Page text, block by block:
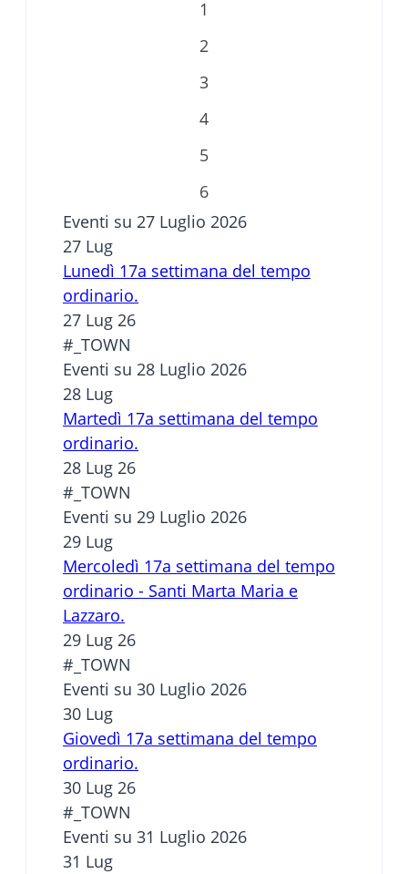
1
2
3
4
5
6
Eventi su 27 Luglio 2026
27 Lug
Lunedì 17a settimana del tempo
ordinario.
27 Lug 26
#_TOWN
Eventi su 28 Luglio 2026
28 Lug
Martedì 17a settimana del tempo
ordinario.
28 Lug 26
#_TOWN
Eventi su 29 Luglio 2026
29 Lug
Mercoledì 17a settimana del tempo
ordinario - Santi Marta Maria e
Lazzaro.
29 Lug 26
#_TOWN
Eventi su 30 Luglio 2026
30 Lug
Giovedì 17a settimana del tempo
ordinario.
30 Lug 26
#_TOWN
Eventi su 31 Luglio 2026
31 Lug